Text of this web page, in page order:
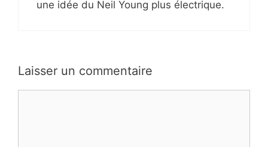
une idée du Neil Young plus électrique.
Laisser un commentaire